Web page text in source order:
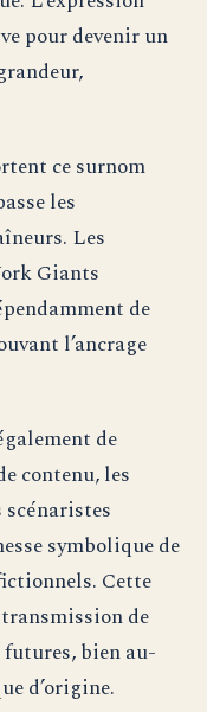
pour devenir un
ce surnom
les
Les
Giants
de
l’ancrage
de
contenu, les
scénaristes
symbolique de
Cette
de
futures, bien au-
d’origine.